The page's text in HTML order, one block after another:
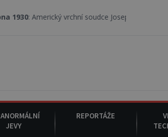
vrchní soudce Joseph F. Crater se 6. srpna
JEVY
REPORTÁŽE